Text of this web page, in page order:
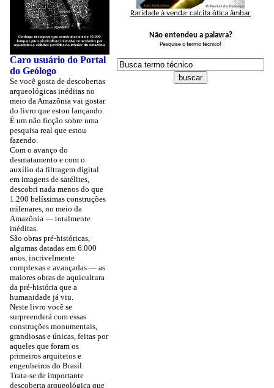
Caro usuário do Portal
do Geólogo
Se você gosta de descobertas
arqueológicas inéditas no
meio da Amazônia vai gostar
do livro que estou lançando.
É um não ficção sobre uma
pesquisa real que estou
fazendo.
Com o avanço do
desmatamento e com o
auxílio da filtragem digital
em imagens de satélites,
descobri nada menos do que
1.200 belíssimas construções
milenares, no meio da
Amazônia — totalmente
inéditas.
São obras pré-históricas,
algumas datadas em 6.000
anos, incrivelmente
complexas e avançadas — as
maiores obras de aquicultura
da pré-história que a
humanidade já viu.
Neste livro você se
surpreenderá com essas
construções monumentais,
grandiosas e únicas, feitas por
aqueles que foram os
primeiros arquitetos e
engenheiros do Brasil.
Trata-se de importante
descoberta arqueológica que
Raridade à venda: calcita ótica âmbar
Não entendeu a palavra?
Pesquise o termo técnico!